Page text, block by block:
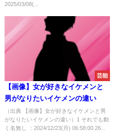
2025/03/08(...
芸能
【画像】女が好きなイケメンと
男がなりたいイケメンの違い
（出典 【画像】女が好きなイケメンと男
がなりたいイケメンの違い）1 それでも動
く名無し ：2024/12/23(月) 06:58:00.26...